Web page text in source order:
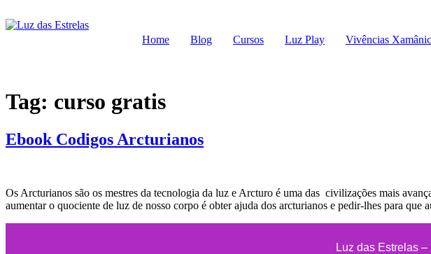
Home Blog Cursos Luz Play Vivências
Tag: curso gratis
Ebook Codigos Arcturianos
Os Arcturianos são os mestres da tecnologia da luz e Arcturo é uma das civilizações mais
aumentar o quociente de luz de nosso corpo é obter ajuda dos arcturianos e pedir-lhes para
Luz das Estrelas